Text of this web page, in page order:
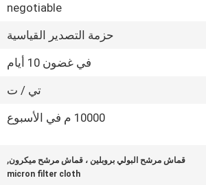
negotiable
حزمة التصدير القياسية
في غضون 10 أيام
تي / ت
10000 م في الأسبوع
قماش مرشح البولي بروبلين ، قماش مرشح ميكرون,
micron filter cloth